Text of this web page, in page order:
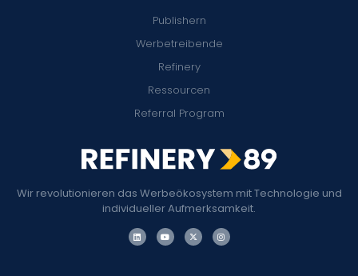
Wir revolutionieren das Werbeökosystem mit Technologie und
individueller Aufmerksamkeit.
Publishern
Werbetreibende
Refinery
Ressourcen
Referral Program